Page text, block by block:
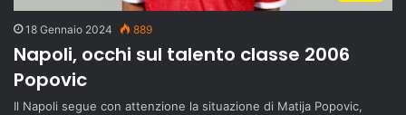
18 Gennaio 2024 889
Napoli, occhi sul talento classe 2006
Popovic
Il Napoli segue con attenzione la situazione di Matija Popovic,